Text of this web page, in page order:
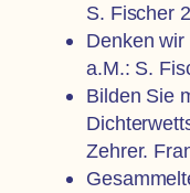
S. Fischer
Denken
a.M.: S.
Bilden Sie
Zehrer.